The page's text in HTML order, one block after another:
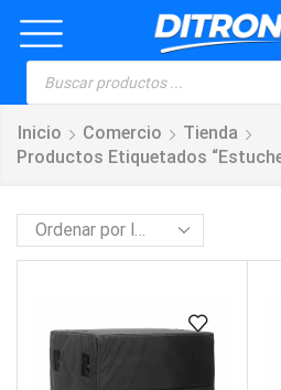
Inicio Comercio
Tienda
Productos Etiquetados